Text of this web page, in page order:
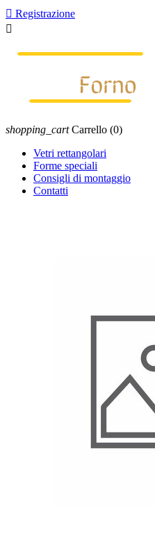
 Registrazione

shopping_cart Carrello (0)
Vetri rettangolari
Forme speciali
Consigli di montaggio
Contatti